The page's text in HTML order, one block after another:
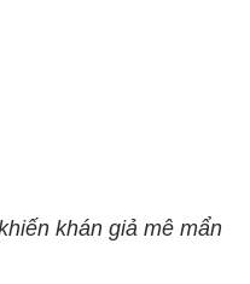
khán giả mê mẩn